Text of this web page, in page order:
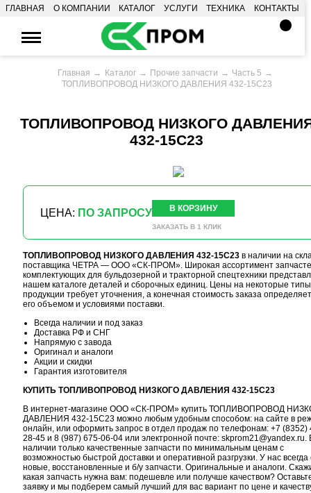
ГЛАВНАЯ О КОМПАНИИ КАТАЛОГ УСЛУГИ ТЕХНИКА КОНТАКТЫ
Главная Каталог Прочие запчасти
Часть 5
ТОПЛИВОПРОВОД НИЗКОГО ДАВЛЕНИЯ 432-15С23
ТОПЛИВОПРОВОД НИЗКОГО
432-15С23
ЦЕНА: ПО ЗАПРОСУ В КОРЗИНУ
ЗАКАЗАТЬ В 1 КЛИК
ТОПЛИВОПРОВОД НИЗКОГО ДАВЛЕНИЯ 432-15С23в наличии на
поставщика ЧЕТРА — ООО «СК-ПРОМ». Широкая ассортимент
комплектующих для бульдозерной и тракторной спецтехники
нашем каталоге деталей и сборочных единиц. Цены на некоторые типы
продукции требует уточнения, а конечная стоимость заказа
его объемом и условиями поставки.
Всегда наличии и под заказ
Доставка РФ и СНГ
Напрямую с завода
Оригинал и аналоги
Акции и скидки
Гарантия изготовителя
КУПИТЬ ТОПЛИВОПРОВОД НИЗКОГО ДАВЛЕНИЯ 432-15С23
В интернет-магазине ООО «СК-ПРОМ» купить ТОПЛИВОПРОВОД
ДАВЛЕНИЯ 432-15С23 можно любым удобным способом: на сайте в
онлайн, или оформить запрос в отдел продаж по телефонам: +7 (8352)
28-45и 8 (987) 675-06-04или электронной почте: skprom21@yandex.ru.
наличии только качественные запчасти по минимальным ценам с
возможностью быстрой доставки и оперативной разгрузки. У нас всегда
новые, восстановленные и б/у запчасти. Оригинальные и аналоги.
какая запчасть нужна вам: подешевле или получше качеством?
заявку и мы подберем самый лучший для вас вариант по цене и